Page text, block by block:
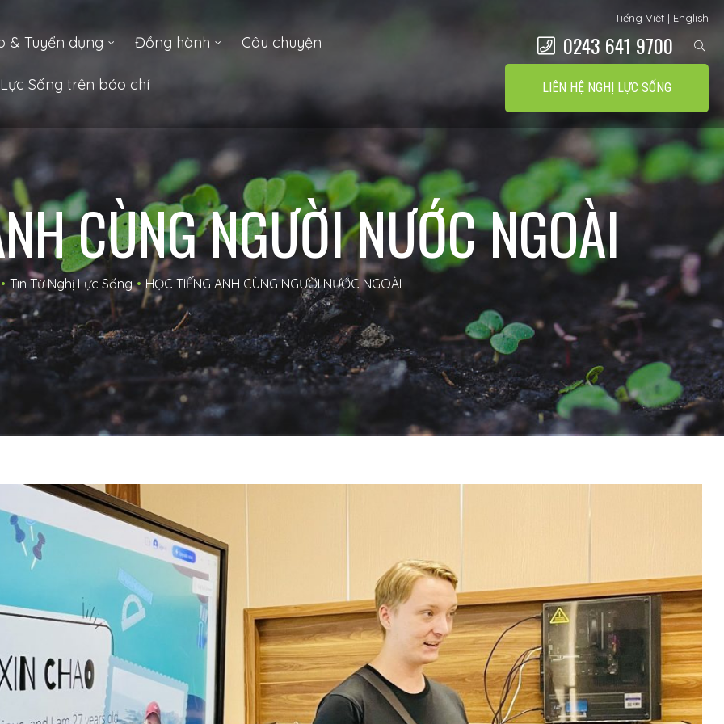
& Tuyển dụng Đồng hành Câu chuyện
Sống trên báo chí
Tiếng Việt | English
0243 641 9700
LIÊN HỆ NGHỊ LỰC SỐNG
CÙNG NGƯỜI NƯỚC NGOÀI
• Tin Từ Nghị Lực Sống • HỌC TIẾNG ANH CÙNG NGƯỜI NƯỚC NGOÀI